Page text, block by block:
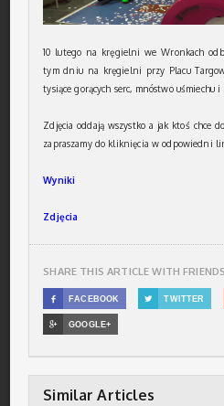
10 lutego na kręgielni we Wronkach
tym dniu na kręgielni przy Placu
tysiące gorących serc, mnóstwo uśmiechu
Zdjęcia oddają wszystko a jak ktoś chce
zapraszamy do kliknięcia w odpowiedni
Wyniki
Zdjęcia
SHARE THIS ARTICLE WITH FRIENDS
 FACEBOOK  TWITTER
 GOOGLE+
Similar Articles